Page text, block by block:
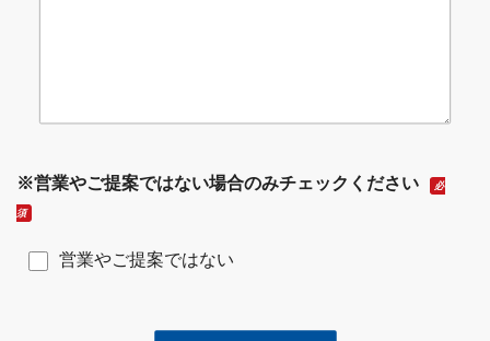
※営業やご提案ではない場合のみチェックください 必
須
営業やご提案ではない